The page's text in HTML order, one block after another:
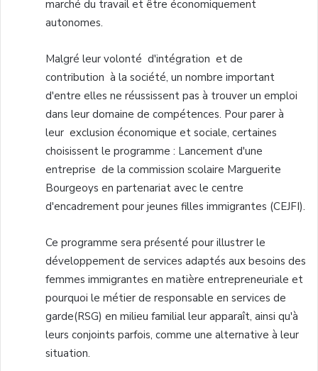
marché du travail et être économiquement
autonomes.
Malgré leur volonté d'intégration et de
contribution à la société, un nombre important
d'entre elles ne réussissent pas à trouver un emploi
dans leur domaine de compétences. Pour parer à
leur exclusion économique et sociale, certaines
choisissent le programme : Lancement d'une
entreprise de la commission scolaire Marguerite
Bourgeoys en partenariat avec le centre
d'encadrement pour jeunes filles immigrantes (CEJFI).
Ce programme sera présenté pour illustrer le
développement de services adaptés aux besoins des
femmes immigrantes en matière entrepreneuriale et
pourquoi le métier de responsable en services de
garde(RSG) en milieu familial leur apparaît, ainsi qu'à
leurs conjoints parfois, comme une alternative à leur
situation.